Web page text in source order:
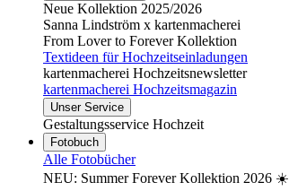
Neue Kollektion 2025/2026
Sanna Lindström x kartenmacherei
From Lover to Forever Kollektion
Textideen für Hochzeitseinladungen
kartenmacherei Hochzeitsnewsletter
kartenmacherei Hochzeitsmagazin
Unser Service
Gestaltungsservice Hochzeit
Fotobuch
Alle Fotobücher
NEU: Summer Forever Kollektion 2026 ☀️